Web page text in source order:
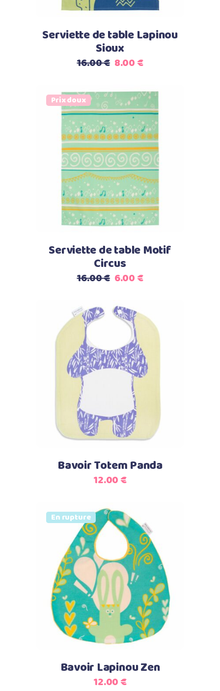
Serviette de table Lapinou
Sioux
16.00€ Le
initial
était :
16.00 €.
8.00€Le
actuel
est :
8.00 €.
Prix doux
Ajouter au panier
Serviette de table Motif
Circus
16.00€ Le
initial
était :
16.00 €.
6.00€Le
est :
6.00 €.
Select options
Bavoir Totem Panda
12.00€
Vendu
En rupture
Lire la suite
Bavoir Lapinou Zen
12.00€